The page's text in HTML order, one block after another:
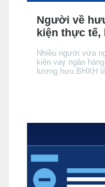
Người về
kiện thực tế,
Nhiều người vừa
kiện vay ngân
lương hưu BHXH